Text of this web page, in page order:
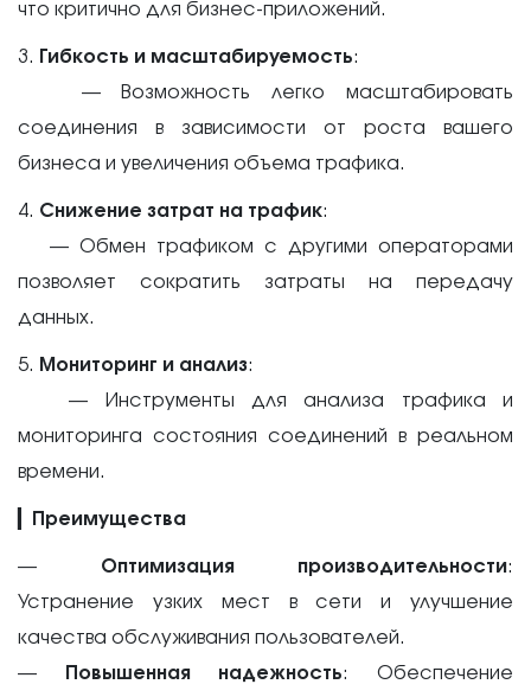
что критично для бизнес-приложений.
3. Гибкость и масштабируемость:
— Возможность легко масштабировать
соединения в зависимости от роста вашего
бизнеса и увеличения объема трафика.
4. Снижение затрат на трафик:
— Обмен трафиком с другими операторами
позволяет сократить затраты на передачу
данных.
5. Мониторинг и анализ:
— Инструменты для анализа трафика и
мониторинга состояния соединений в реальном
времени.
Преимущества
— Оптимизация производительности:
Устранение узких мест в сети и улучшение
качества обслуживания пользователей.
—
Повышенная надежность: Обеспечение